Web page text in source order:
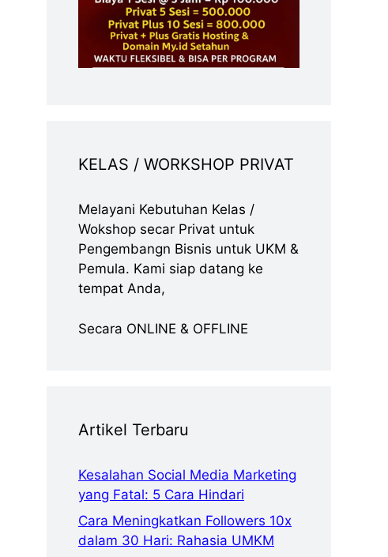
KELAS / WORKSHOP PRIVAT
Melayani Kebutuhan Kelas /
Wokshop secar Privat untuk
Pengembangn Bisnis untuk UKM &
Pemula. Kami siap datang ke
tempat Anda,
Secara ONLINE & OFFLINE
Artikel Terbaru
Kesalahan Social Media Marketing
yang Fatal: 5 Cara Hindari
Cara Meningkatkan Followers 10x
dalam 30 Hari: Rahasia UMKM